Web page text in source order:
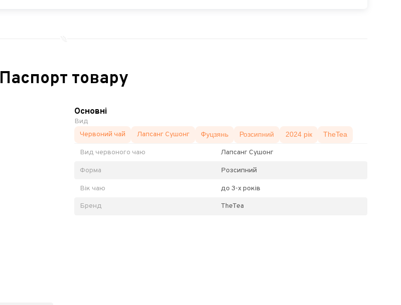
Паспорт товару
Основні
Вид
Червоний чай
Лапсанг Сушонг Фуцзянь Розсипний 2024 рік TheTea
Вид червоного чаю Лапсанг Сушонг
Форма Розсипний
Вік чаю до 3-х років
Бренд TheTea